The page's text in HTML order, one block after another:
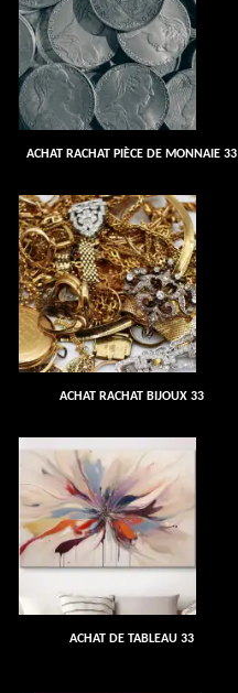
ACHAT RACHAT PIÈCE DE MONNAIE 33
ACHAT RACHAT BIJOUX 33
ACHAT DE TABLEAU 33